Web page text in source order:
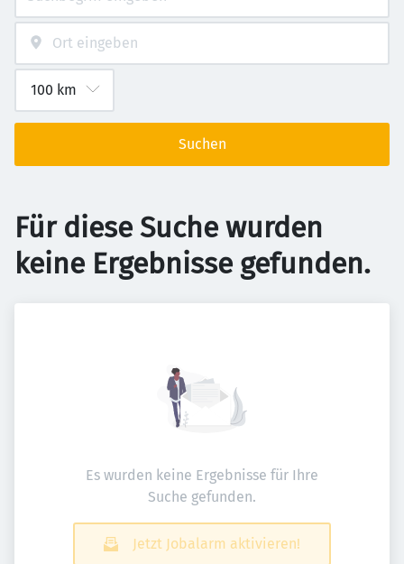
Suchen
Für diese Suche wurden
keine Ergebnisse gefunden.
Es wurden keine Ergebnisse für Ihre
Suche gefunden.
Jetzt Jobalarm aktivieren!